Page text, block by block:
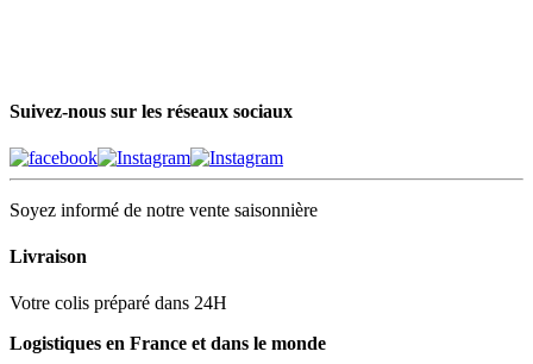
Suivez-nous sur les réseaux sociaux
Soyez informé de notre vente saisonnière
Livraison
Votre colis préparé dans 24H
Logistiques en France et dans le monde